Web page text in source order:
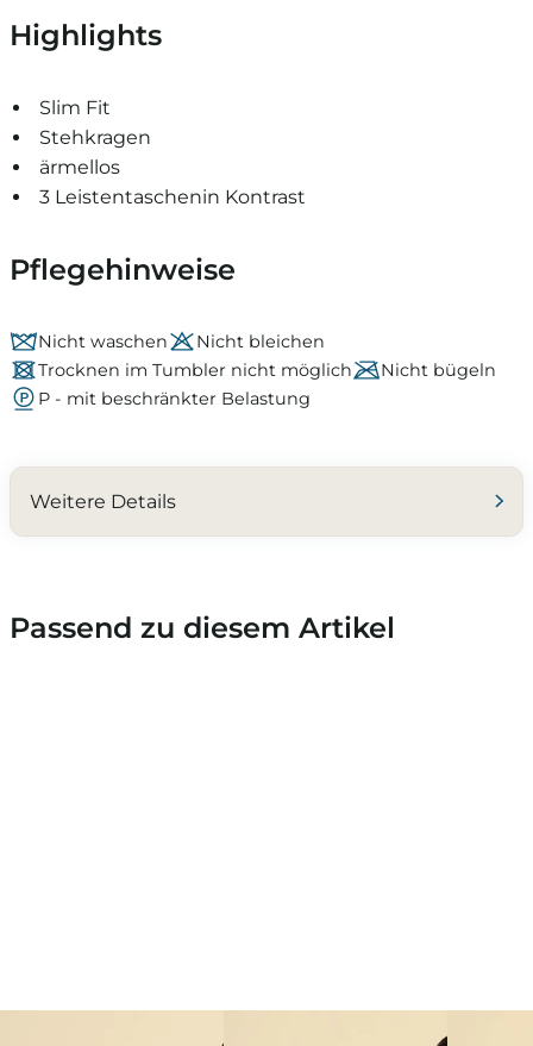
Highlights
Slim Fit
Stehkragen
ärmellos
3 Leistentaschenin Kontrast
Pflegehinweise
Nicht waschen
Nicht bleichen
Trocknen im Tumbler nicht möglich
Nicht bügeln
P - mit beschränkter Belastung
Weitere Details
Passend zu diesem Artikel